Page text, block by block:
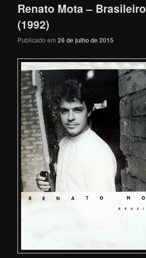
Renato Mota – Brasileiro
(1992)
Publicado em26 de julho de 2015